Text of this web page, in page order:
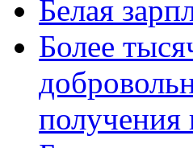
Белая
Более
получения